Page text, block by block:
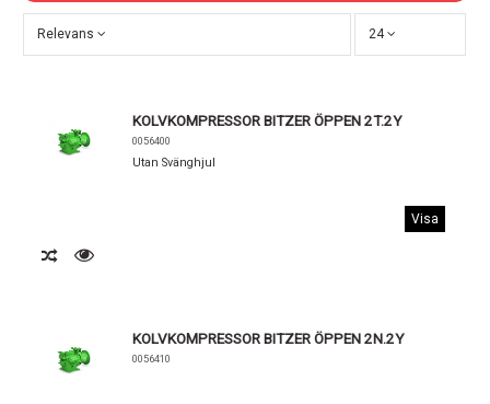
Relevans 24
KOLVKOMPRESSOR BITZER ÖPPEN 2T.2Y
0056400
Utan Svänghjul
Visa
KOLVKOMPRESSOR BITZER ÖPPEN 2N.2Y
0056410